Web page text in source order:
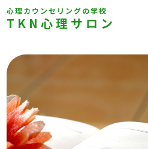
心理カウンセリングの学校
TKN心理サロン